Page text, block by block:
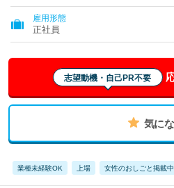
雇用形態
正社員
志望動機・自己PR不要
気に
業種未経験OK 上場 女性のおしごと掲載中